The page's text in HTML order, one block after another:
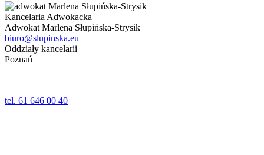
Kancelaria Adwokacka
Adwokat Marlena Słupińska-Strysik
biuro@slupinska.eu
Oddziały kancelarii
Poznań
tel. 61 646 00 40